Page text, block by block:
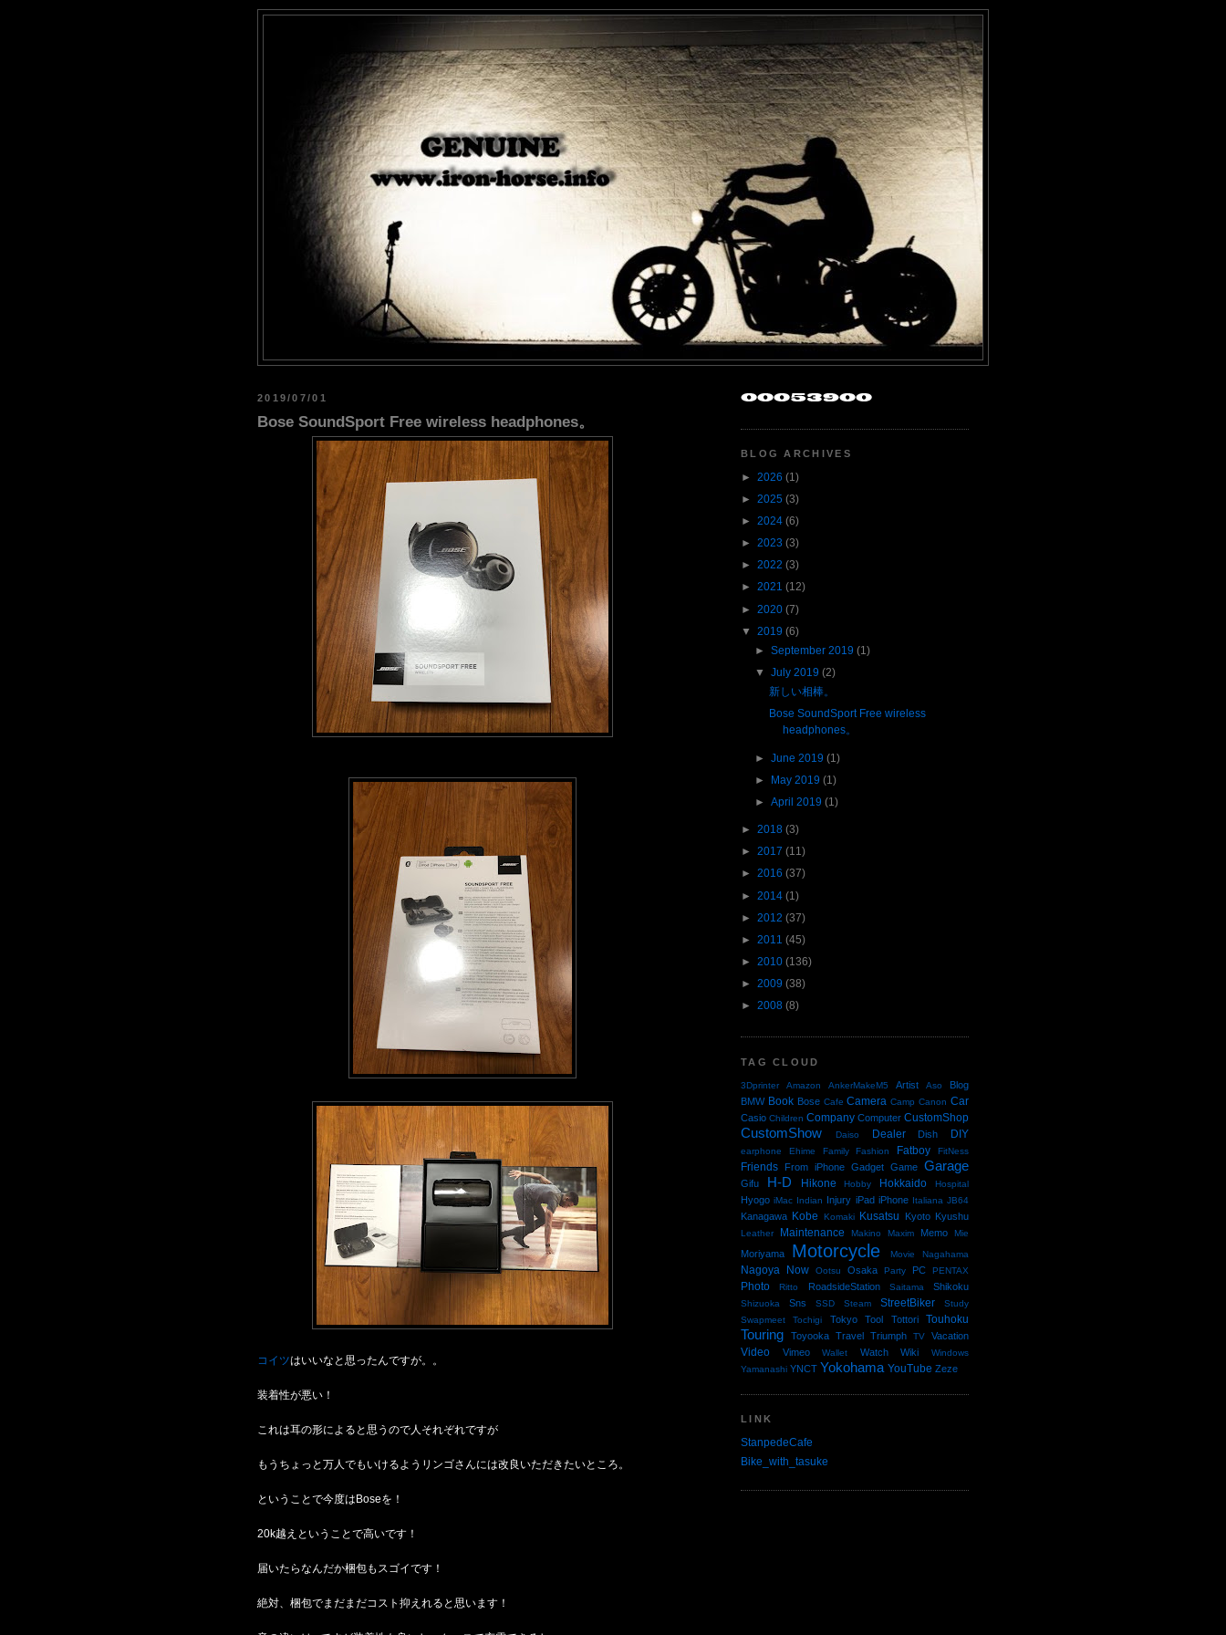
2019/07/01
Bose SoundSport Free wireless headphones。
コイツはいいなと思ったんですが。。
装着性が悪い！
これは耳の形によると思うので人それぞれですが
もうちょっと万人でもいけるようリンゴさんには改良いただきたいところ。
ということで今度はBoseを！
20k越えということで高いです！
届いたらなんだか梱包もスゴイです！
絶対、梱包でまだまだコスト抑えれると思います！
BLOG ARCHIVES
► 2026 (1)
► 2025 (3)
► 2024 (6)
► 2023 (3)
► 2022 (3)
► 2021 (12)
► 2020 (7)
▼ 2019 (6)
► September 2019 (1)
▼ July 2019 (2)
新しい相棒。
Bose SoundSport Free wireless
headphones。
► June 2019 (1)
► May 2019 (1)
► April 2019 (1)
► 2018 (3)
► 2017 (11)
► 2016 (37)
► 2014 (1)
► 2012 (37)
► 2011 (45)
► 2010 (136)
► 2009 (38)
► 2008 (8)
TAG CLOUD
3Dprinter Amazon AnkerMakeM5 Artist Aso
Blog
BMW Book Bose Cafe Camera Camp Canon Car
Casio Children Company Computer CustomShop
CustomShow Daiso Dealer Dish DIY
earphone Ehime Family Fashion Fatboy FitNess
Friends From iPhone Gadget Game Garage
Gifu H-D Hikone Hobby Hokkaido Hospital
Hyogo iMac Indian Injury iPad iPhone Italiana JB64
Kanagawa Kobe Komaki Kusatsu Kyoto Kyushu
Leather Maintenance Makino Maxim Memo Mie
Moriyama Motorcycle Movie Nagahama
Nagoya Now Ootsu Osaka Party PC PENTAX
Photo Ritto RoadsideStation Saitama Shikoku
Shizuoka Sns SSD Steam StreetBiker
Study
Swapmeet
Tochigi Tokyo Tool Tottori Touhoku
Touring Toyooka Travel Triumph TV Vacation
Video Vimeo Wallet Watch Wiki
Windows
Yamanashi YNCT Yokohama YouTube Zeze
LINK
StanpedeCafe
Bike_with_tasuke